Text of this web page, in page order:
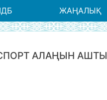
ЖАҢАЛЫҚ
АЛАҢЫН АШТЫ